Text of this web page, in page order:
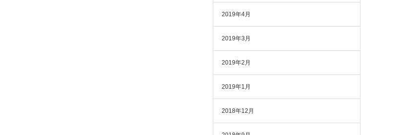
2019年4月
2019年3月
2019年2月
2019年1月
2018年12月